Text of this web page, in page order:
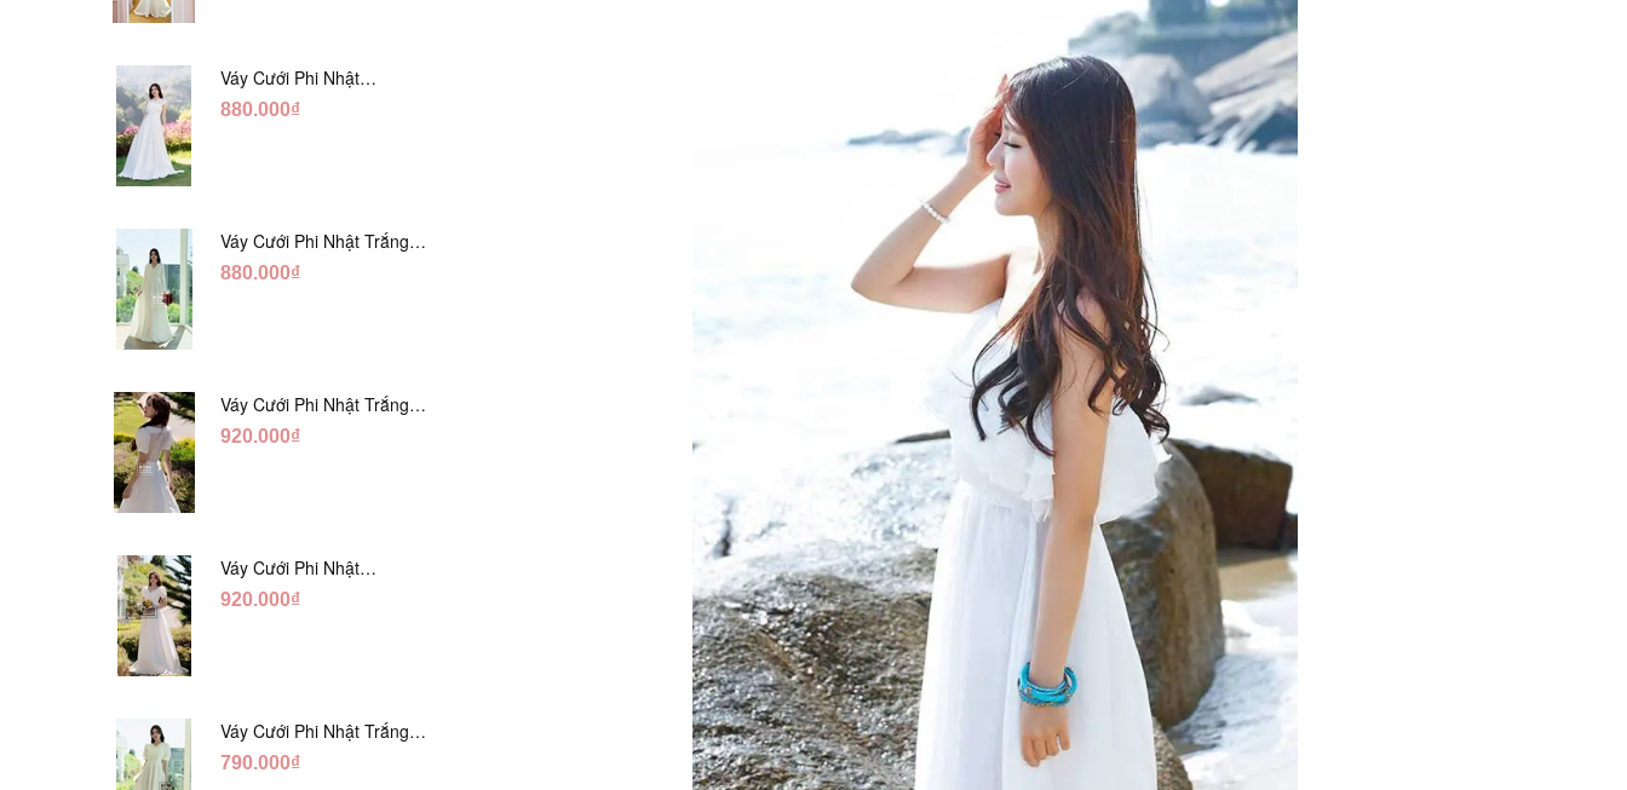
Váy Cưới Phi Nhật
Trắng Cúp Chéo DC543
880.000₫
Váy Cưới Phi Nhật Trắng
Cổ V Hàng Nút DC549
880.000₫
Váy Cưới Phi Nhật Trắng
Xếp Li Eo Lưng Ren
920.000₫
Váy Cưới Phi Nhật
Đỏ/Trăng Cổ Tim Hạt
920.000₫
Váy Cưới Phi Nhật Trắng
Đính Hoa Ngọc Trai Lửng
790.000₫